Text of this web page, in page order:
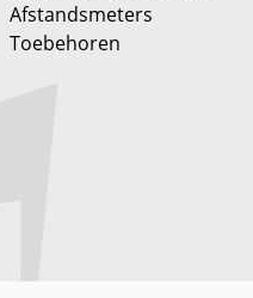
Afstandsmeters
Toebehoren